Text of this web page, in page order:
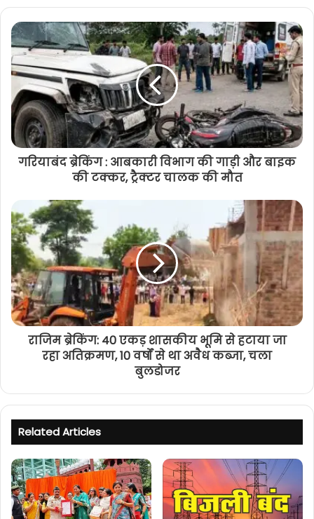
गरियाबंद ब्रेकिंग : आबकारी विभाग की गाड़ी और बाइक
की टक्कर, ट्रैक्टर चालक की मौत
राजिम ब्रेकिंग: 40 एकड़ शासकीय भूमि से हटाया जा
रहा अतिक्रमण, 10 वर्षों से था अवैध कब्जा, चला
बुलडोजर
Related Articles